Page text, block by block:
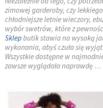
zimowej garderoby, czy
chłodniejsze letnie wieczory,
wybór swetrów, które z
Sklepbutik stawia na wysoką
wykonania, abyś czuła się
Wszystkie dostępne w
zawsze wyglądała naprawdę …